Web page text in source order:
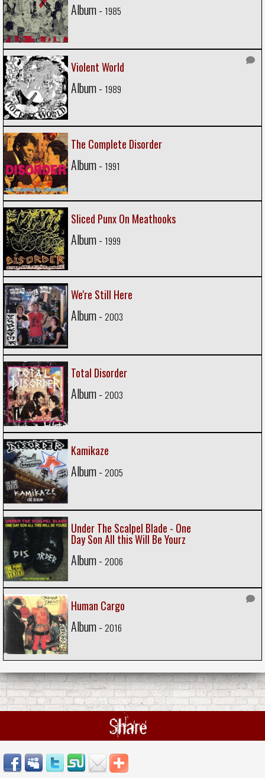
Album - 1985
Violent World
Album - 1989
The Complete Disorder
Album - 1991
Sliced Punx On Meathooks
Album - 1999
We're Still Here
Album - 2003
Total Disorder
Album - 2003
Kamikaze
Album - 2005
Under The Scalpel Blade - One
Day Son All this Will Be Yourz
Album - 2006
Human Cargo
Album - 2016
Share